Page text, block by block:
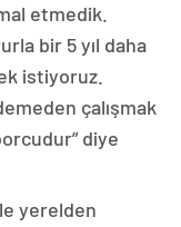
etmedik.
bir 5 yıl daha
istiyoruz.
çalışmak
diye
yerelden